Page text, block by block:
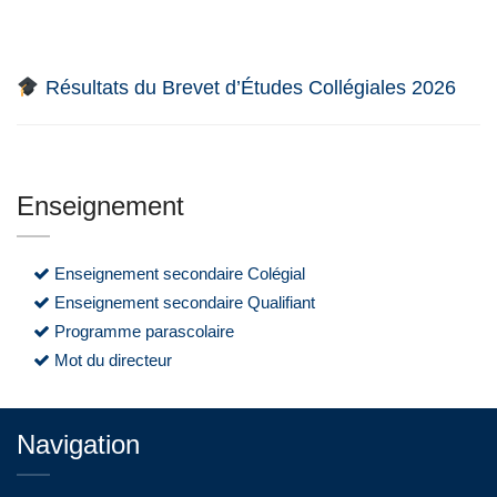
Résultats du Brevet d’Études Collégiales 2026
Enseignement
Enseignement secondaire Colégial
Enseignement secondaire Qualifiant
Programme parascolaire
Mot du directeur
Navigation